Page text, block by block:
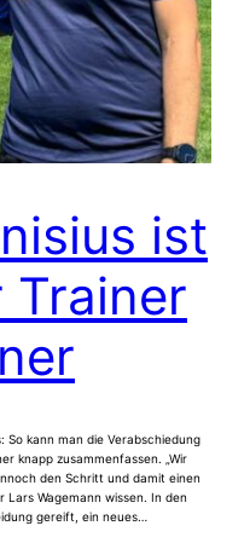
ist
Trainer
So kann man die Verabschiedung
knapp zusammenfassen. „Wir
den Schritt und damit einen
Wagemann wissen. In den
gereift, ein neues…